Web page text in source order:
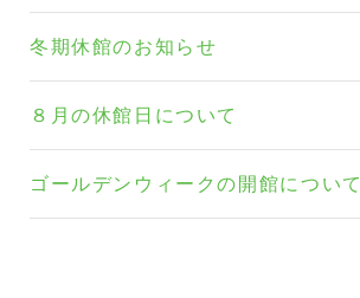
冬期休館のお知らせ
８月の休館日について
ゴールデンウィークの開館について